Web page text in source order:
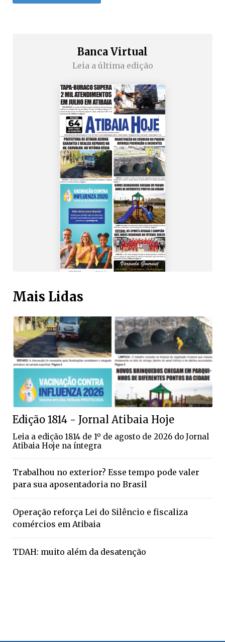
Banca Virtual
Leia a última edição
Mais Lidas
Edição 1814 - Jornal Atibaia Hoje
Leia a edição 1814 de 1º de agosto de 2026 do Jornal
Atibaia Hoje na íntegra
Trabalhou no exterior? Esse tempo pode valer
para sua aposentadoria no Brasil
Operação reforça Lei do Silêncio e fiscaliza
comércios em Atibaia
TDAH: muito além da desatenção